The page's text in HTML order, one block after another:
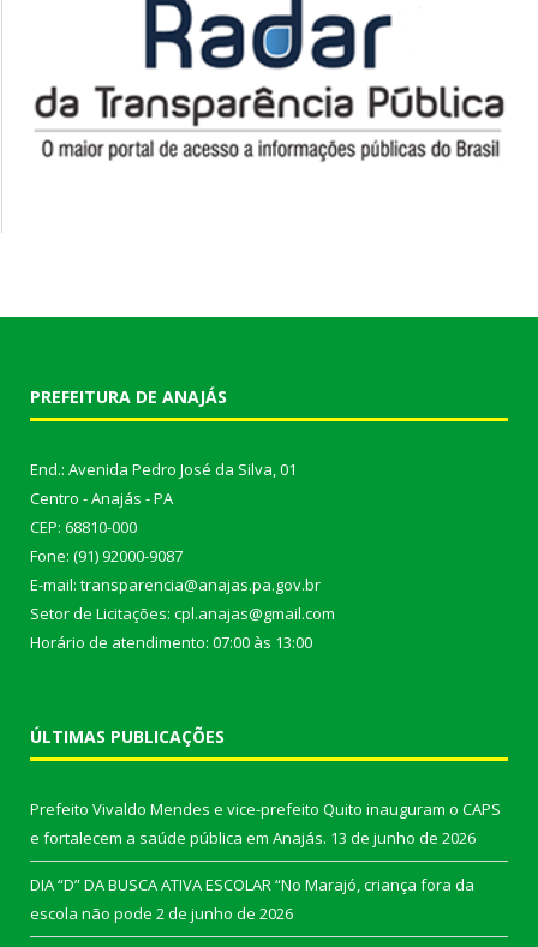
PREFEITURA DE ANAJÁS
End.: Avenida Pedro José da Silva, 01
Centro - Anajás - PA
CEP: 68810-000
Fone: (91) 92000-9087
E-mail: transparencia@anajas.pa.gov.br
Setor de Licitações: cpl.anajas@gmail.com
Horário de atendimento: 07:00 às 13:00
ÚLTIMAS PUBLICAÇÕES
Prefeito Vivaldo Mendes e vice-prefeito Quito inauguram o CAPS
e fortalecem a saúde pública em Anajás. 13 de junho de 2026
DIA “D” DA BUSCA ATIVA ESCOLAR “No Marajó, criança fora da
escola não pode 2 de junho de 2026